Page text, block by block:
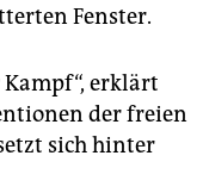
Fenster.
Kampf“, erklärt
der freien
sich hinter